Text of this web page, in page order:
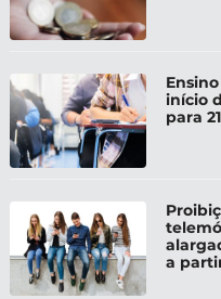
início
para
a